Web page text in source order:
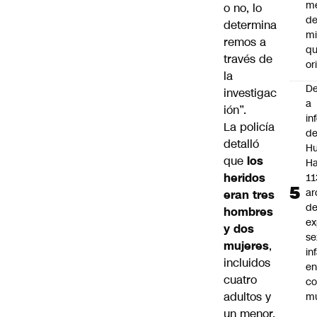
o no, lo
determina
remos a
través de
la
investigac
ión”.
La policía
detalló
que los
heridos
eran tres
hombres
y dos
mujeres,
incluidos
cuatro
adultos y
un menor.
a
de
de
en